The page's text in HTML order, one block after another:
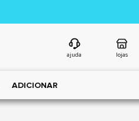
ajuda lojas
ADICIONAR